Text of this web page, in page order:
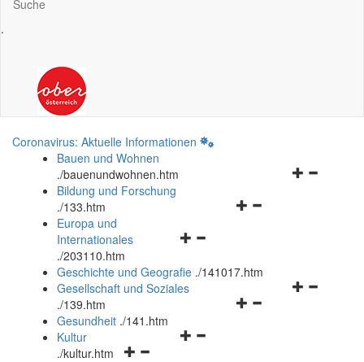
Suche
.
Coronavirus: Aktuelle Informationen
Bauen und Wohnen
./bauenundwohnen.htm
Navigationsmenü
Bildung und Forschung
./133.htm
Navigationsmenü
und
schließen
Europa und
Internationales
./203110.htm
Geschichte und Geografie ./141017.htm
Navigationsmenü
Gesellschaft und Soziales
./139.htm
Navigationsmenü
Gesundheit ./141.htm
Navigationsmenü
Kultur
./kultur.htm